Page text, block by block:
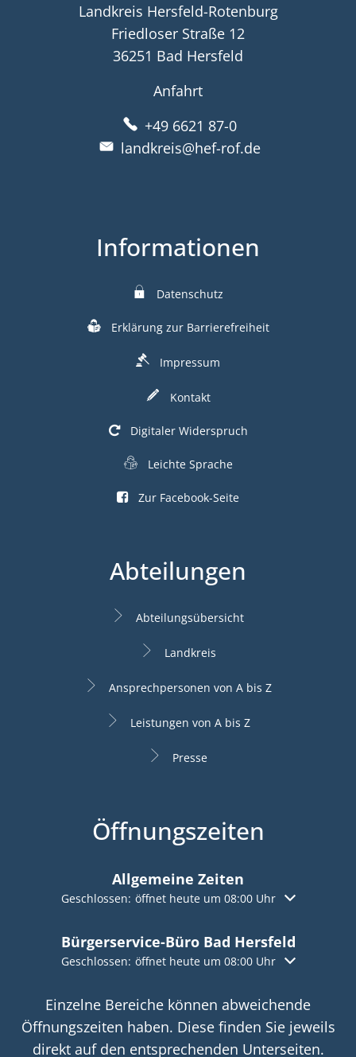
Landkreis Hersfeld-Rotenburg
Friedloser Straße 12
36251 Bad Hersfeld
Anfahrt
+49 6621 87-0
landkreis@hef-rof.de
Informationen
Datenschutz
Erklärung zur Barrierefreiheit
Impressum
Kontakt
Digitaler Widerspruch
Leichte Sprache
Zur Facebook-Seite
Abteilungen
Abteilungsübersicht
Landkreis
Ansprechpersonen von A bis Z
Leistungen von A bis Z
Presse
Öffnungszeiten
Allgemeine Zeiten
Klicken, um weitere Öffnungs- oder Schließzeiten
Geschlossen: öffnet heute um 08:00 Uhr
Bürgerservice-Büro Bad Hersfeld
Klicken, um weitere Öffnungs- oder Schließzeiten
Geschlossen: öffnet heute um 08:00 Uhr
Einzelne Bereiche können abweichende
Öffnungszeiten haben. Diese finden Sie jeweils
direkt auf den entsprechenden Unterseiten.